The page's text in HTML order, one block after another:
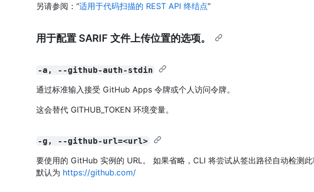
另请参阅：“适用于代码扫描的 REST API 终结点”
用于配置 SARIF 文件上传位置的选项。
-a, --github-auth-stdin
通过标准输入接受 GitHub Apps 令牌或个人访问令牌。
这会替代 GITHUB_TOKEN 环境变量。
-g, --github-url=<url>
要使用的 GitHub 实例的 URL。 如果省略，CLI 将尝试从签出路径自动检测
默认为 https://github.com/